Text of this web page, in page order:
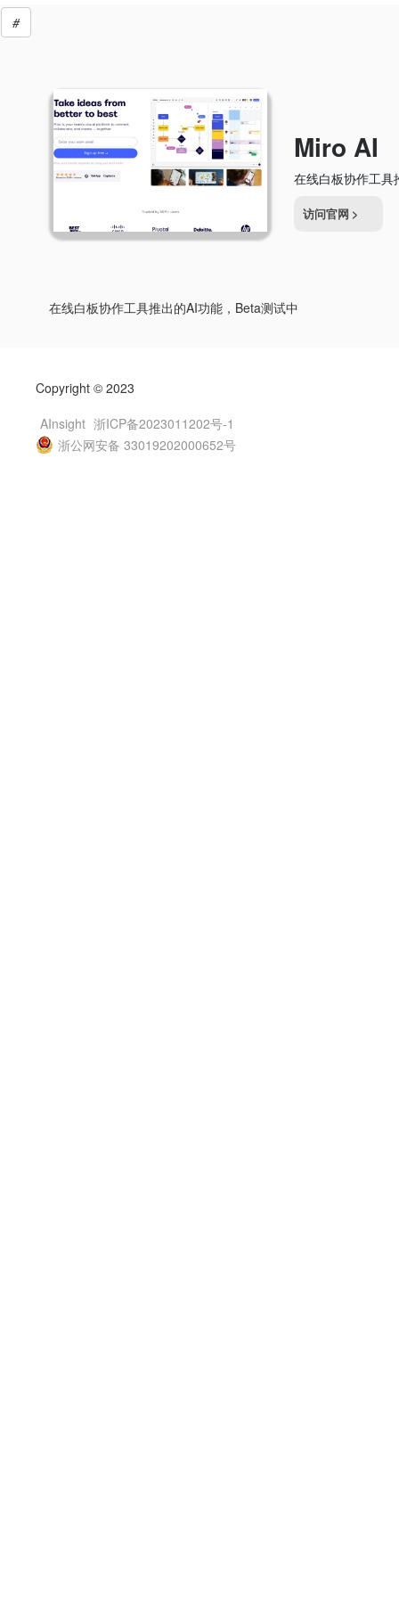
#
Miro AI
在线白板协作工具
访问官网 >
在线白板协作工具推出的AI功能，Beta测试中
Copyright © 2023
AInsight 浙ICP备2023011202号-1
浙公网安备 33019202000652号